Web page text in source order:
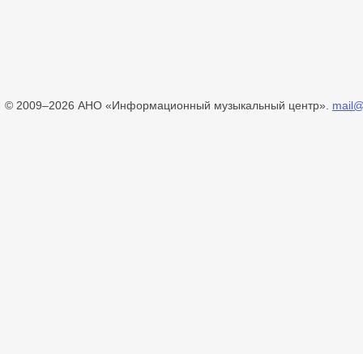
© 2009–2026 АНО «Информационный музыкальный центр».